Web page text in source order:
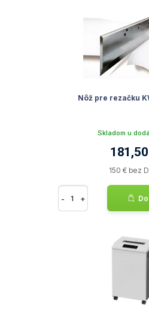
Nôž pre rezačku
Skladom u
150 € bez
- +